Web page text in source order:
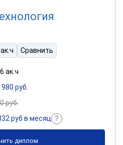
Сравнить
ак.ч
руб.
руб.
руб в месяц
диплом